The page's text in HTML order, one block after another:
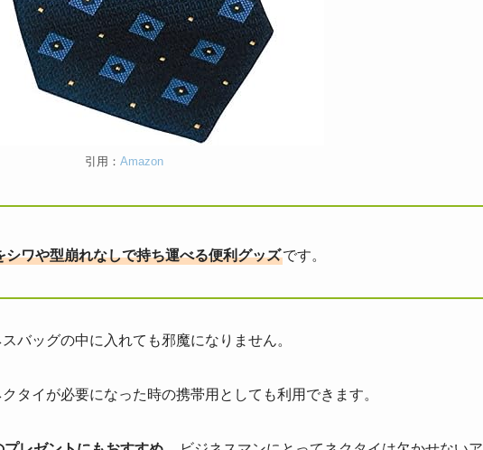
引用： Amazon
シワや型崩れなしで持ち運べる便利グッズです。
バッグの中に入れても邪魔になりません。
タイが必要になった時の携帯用としても利用できます。